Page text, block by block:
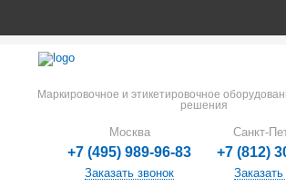
Маркировочное и этикетировочное
решения
Москва
+7 (495) 989-96-83
Заказать звонок
Санкт-
+7 (812)